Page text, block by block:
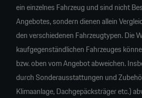
ein einzelnes Fahrzeug und sind nicht
Angebotes, sondern dienen allein
den verschiedenen Fahrzeugtypen. Die
kaufgegenständlichen Fahrzeuges
bzw. oben vom Angebot abweichen.
durch Sonderausstattungen und
Klimaanlage, Dachgepäcksträger etc.)